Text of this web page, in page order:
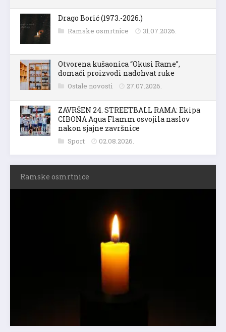
Drago Borić (1973.-2026.)
Ramske osmrtnice 31.07.2026.
Otvorena kušaonica “Okusi Rame”,
domaći proizvodi nadohvat ruke
Ostale novosti 27.07.2026.
ZAVRŠEN 24. STREETBALL RAMA: Ekipa
CIBONA Aqua Flamm osvojila naslov
nakon sjajne završnice
Sport 02.08.2026.
Ramske osmrtnice